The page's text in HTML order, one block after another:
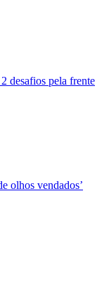
desafios pela frente
olhos vendados’